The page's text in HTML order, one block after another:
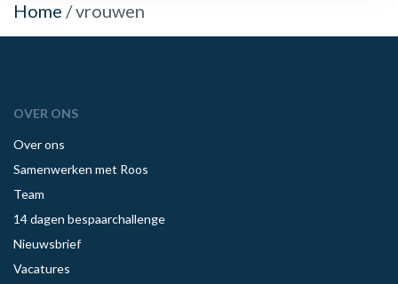
Home /vrouwen
OVER ONS
Over ons
Samenwerken met Roos
Team
14 dagen bespaarchallenge
Nieuwsbrief
Vacatures